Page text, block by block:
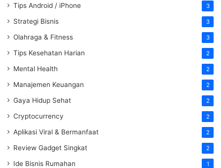
Tips Android / iPhone 3
Strategi Bisnis 3
Olahraga & Fitness 3
Tips Kesehatan Harian 2
Mental Health 2
Manajemen Keuangan 2
Gaya Hidup Sehat 2
Cryptocurrency 2
Aplikasi Viral & Bermanfaat 2
Review Gadget Singkat 2
Ide Bisnis Rumahan 1